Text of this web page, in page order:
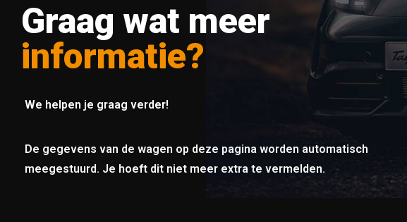
Graag wat meer
informatie?
We helpen je graag verder!
De gegevens van de wagen op deze pagina worden automatisch
meegestuurd. Je hoeft dit niet meer extra te vermelden.